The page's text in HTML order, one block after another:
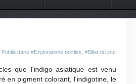
Publié dans #Explorations textiles #Billet du jour
que l'indigo asiatique est venu
en pigment colorant, l'indigotine, le